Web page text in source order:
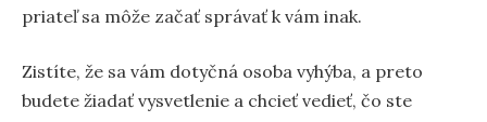
priateľ sa môže začať správať k vám inak.
Zistíte, že sa vám dotyčná osoba vyhýba, a preto
budete žiadať vysvetlenie a chcieť vedieť, čo ste